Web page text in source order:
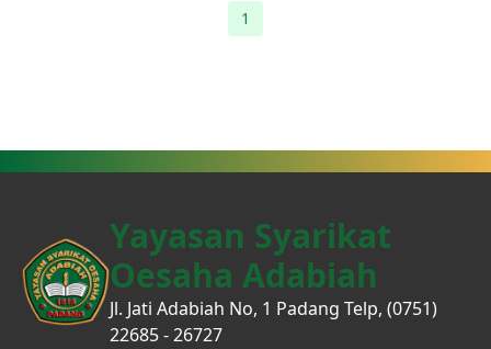
1
Yayasan Syarikat
Oesaha Adabiah
Jl. Jati Adabiah No, 1 Padang Telp, (0751)
22685 - 26727